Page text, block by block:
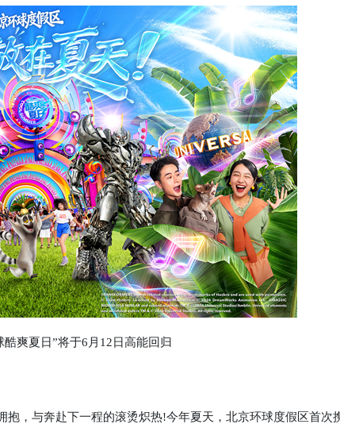
爽夏日”将于6月12日高能回归
，与奔赴下一程的滚烫炽热!今年夏天，北京环球度假区首次